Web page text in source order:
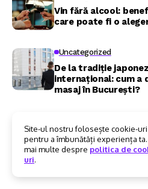
Vin fără alcool:
care poate fi o
Uncategorized
De la tradiție
internațional: cum a
masaj în București?
Sugar dating, doar
perspectivă asupra
Site-ul nostru folosește cookie-uri
pentru a îmbunătăți experiența ta.
mai multe despre politica de
uri.